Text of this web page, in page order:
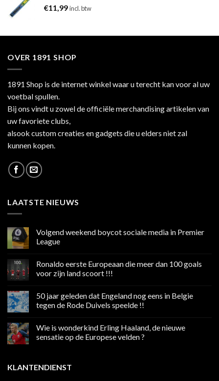
€11,99incl. btw
OVER 1891 SHOP
1891 Shop is de internet winkel waar u terecht kan voor al uw
voetbal spullen.
Bij ons vindt u zowel de officiële merchandising artikelen van
uw favoriete clubs,
alsook custom creaties en gadgets die u elders niet zal
kunnen kopen.
LAATSTE NIEUWS
Volgend weekend boycot sociale media in Premier
League
op
weekend
media
in
Premier
Ronaldo eerste Europeaan die meer dan 100 goals
voor zijn land scoort !!!
op
Ronaldo
eerste
meer
100
land
scoort
50 jaar geleden dat Engeland nog eens in Belgie
tegen de Rode Duivels speelde !!
op
jaar
nog
eens
Wie is wonderkind Erling Haaland, de nieuwe
sensatie op de Europese velden ?
Wie
is
KLANTENDIENST